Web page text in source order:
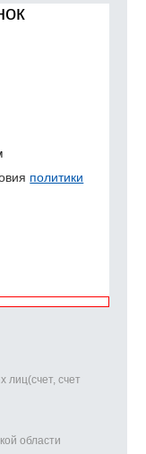
политики
лиц(счет, счет
области